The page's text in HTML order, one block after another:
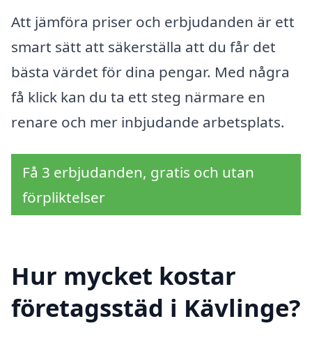
Att jämföra priser och erbjudanden är ett
smart sätt att säkerställa att du får det
bästa värdet för dina pengar. Med några
få klick kan du ta ett steg närmare en
renare och mer inbjudande arbetsplats.
Få 3 erbjudanden, gratis och utan
förpliktelser
Hur mycket kostar
företagsstäd i Kävlinge?